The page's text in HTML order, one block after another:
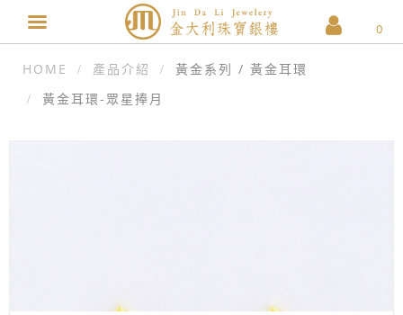
0
HOME 產品介紹
黃金系列 / 黃金耳環
黃金耳環-眾星捧月